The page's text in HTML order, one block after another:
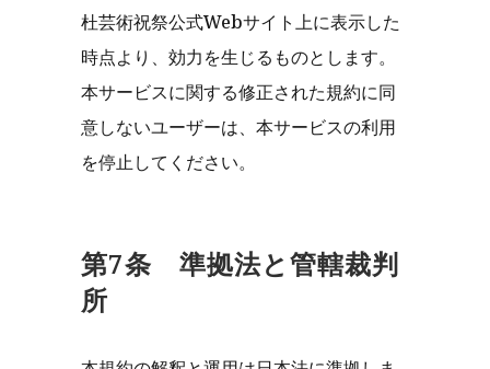
杜芸術祝祭公式Webサイト上に表示した
時点より、効力を生じるものとします。
本サービスに関する修正された規約に同
意しないユーザーは、本サービスの利用
を停止してください。
第7条 準拠法と管轄裁判
所